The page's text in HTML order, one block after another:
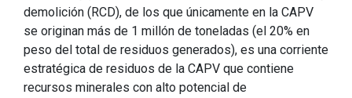
demolición (RCD), de los que únicamente en la CAPV
se originan más de 1 millón de toneladas (el 20% en
peso del total de residuos generados), es una corriente
estratégica de residuos de la CAPV que contiene
recursos minerales con alto potencial de